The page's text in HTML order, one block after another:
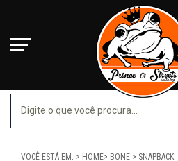
VOCÊ ESTÁ EM: HOME BONE SNAPBACK